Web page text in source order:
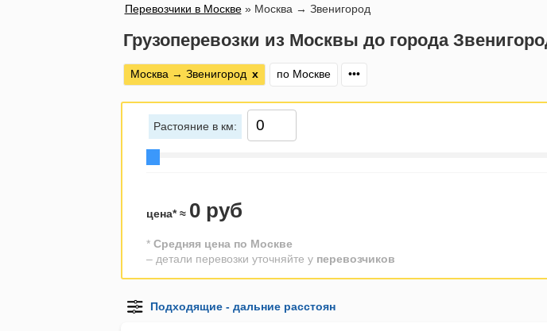
Перевозчики в Москве» Москва → Звенигород
Грузоперевозки из Москвы до города
Москва → Звенигород х по Москве •••
Растояние в км:
цена* ≈ 0 руб
* Средняя цена по Москве
– детали перевозки уточняйте у перевозчиков